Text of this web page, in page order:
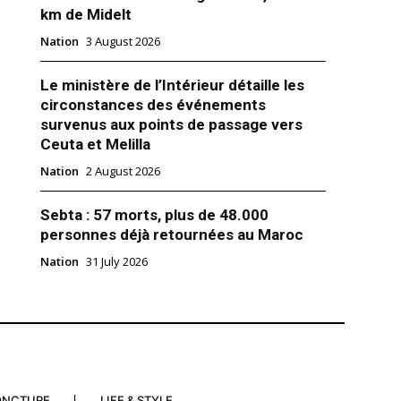
de Goldman Sachs,
au Trésor de Trump
ex-banquier de Goldman
choisi par Donald Trump pour
une pièce maîtresse du
Il devra
en place les baisses
par le nouveau
km de Midelt
Nation 3 August 2026
Le ministère de l’Intérieur détaille les
circonstances des événements
survenus aux points de passage vers
Ceuta et Melilla
Nation 2 August 2026
Sebta : 57 morts, plus de 48.000
personnes déjà retournées au Maroc
Nation 31 July 2026